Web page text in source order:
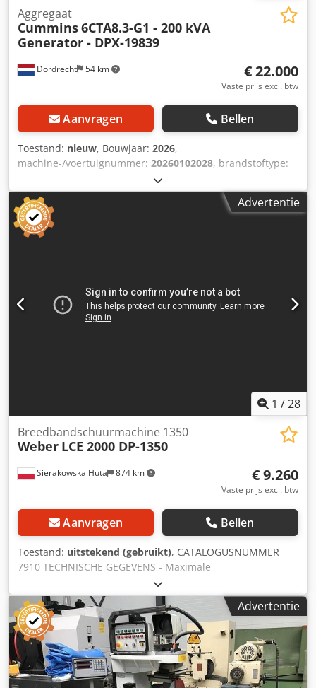
Dordrecht 54 km
Aggregaat
Cummins6CTA8.3-G1 - 200 kVA
Generator - DPX-19839
€ 22.000
Vaste prijs excl. btw
Aanvragen Bellen
Toestand: nieuw, Bouwjaar: 2026,
machine-/voertuignummer: 20260102028, brandstoftype:
, Toepassing: Bouwsector
Leeggewicht: 2.350 kg Generatorvermogen: 200 kVA
Laadruimtematen: 330 x 120 x 180 cm CE-markering: ja
Watertankinhoud: 224 l Dcsdpfx Asw Rurujc Hek Neem
contact op met Team DPX voor meer informatie. = Verdere
Advertentie
1 /28
Sierakowska Huta 874 km
Breedbandschuurmachine 1350
Weber LCE 2000 DP-1350
€ 9.260
Vaste prijs excl. btw
Aanvragen Bellen
Toestand: uitstekend (gebruikt), CATALOGUSNUMMER
7910 TECHNISCHE GEGEVENS - Maximale
bewerkingsbreedte: 1350 mm - Maximale
bewerkingshoogte: 150 mm – van boven: - Rubberen
aandrukrol - 1e aggregaat (metalen geribbelde
kalibreerwals) - 2e aggregaat (twee metalen gladde walsen
+ sequentiële schoen) - Rubberen aandrukrol -
Reinigingsborstel – van onder: - Invoerwals, metaal -
Transportband - Uitvoerwals, glijdend, metaal -
Advertentie